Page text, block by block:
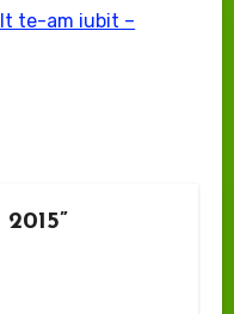
te-am iubit –